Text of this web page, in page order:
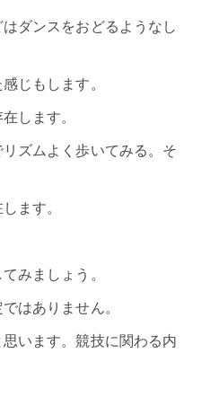
ダンスをおどるようなし
じもします。
します。
ズムよく歩いてみる。そ
ます。
みましょう。
はありません。
います。競技に関わる内